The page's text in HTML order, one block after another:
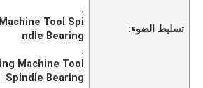
تسليط الضوء:
,
Tool Spi
ndle Bearing
,
Machine Tool
Spindle Bearing